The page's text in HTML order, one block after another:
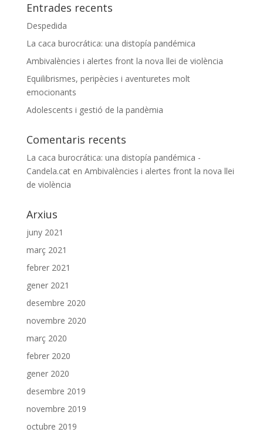
Entrades recents
Despedida
La caca burocrática: una distopía pandémica
Ambivalències i alertes front la nova llei de violència
Equilibrismes, peripècies i aventuretes molt
emocionants
Adolescents i gestió de la pandèmia
Comentaris recents
La caca burocrática: una distopía pandémica -
Candela.caten Ambivalències i alertes front la nova llei
de violència
Arxius
juny 2021
març 2021
febrer 2021
gener 2021
desembre 2020
novembre 2020
març 2020
febrer 2020
gener 2020
desembre 2019
novembre 2019
octubre 2019